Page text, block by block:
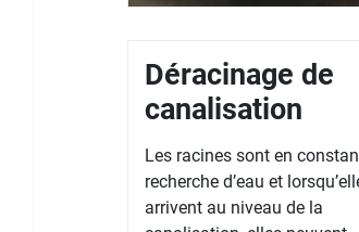
Déracinage de
canalisation
Les racines sont en
recherche d’eau et
arrivent au niveau de la